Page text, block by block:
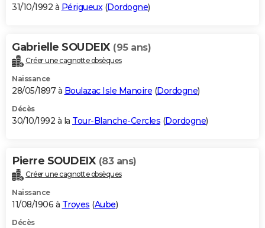
31/10/1992 à Périgueux(Dordogne)
Gabrielle SOUDEIX (95 ans)
Créer une cagnotte obsèques
Naissance
28/05/1897 à Boulazac Isle Manoire (Dordogne)
Décès
30/10/1992 à la Tour-Blanche-Cercles (Dordogne)
Pierre SOUDEIX (83 ans)
Créer une cagnotte obsèques
Naissance
11/08/1906 à Troyes (Aube)
Décès